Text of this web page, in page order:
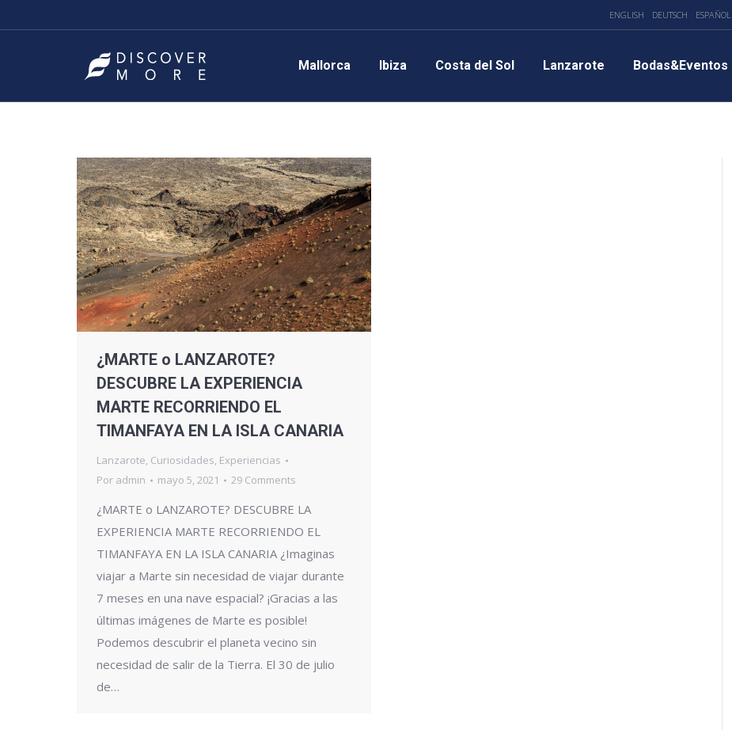
ENGLISH DEUTSCH ESPAÑOL
Mallorca Ibiza Costa del Sol Lanzarote Bodas&Eventos
¿MARTE o LANZAROTE?
DESCUBRE LA EXPERIENCIA
MARTE RECORRIENDO EL
TIMANFAYA EN LA ISLA CANARIA
Lanzarote, Curiosidades, Experiencias
Por admin mayo 5, 2021 29 Comments
¿MARTE o LANZAROTE? DESCUBRE LA
EXPERIENCIA MARTE RECORRIENDO EL
TIMANFAYA EN LA ISLA CANARIA ¿Imaginas
viajar a Marte sin necesidad de viajar durante
7 meses en una nave espacial? ¡Gracias a las
últimas imágenes de Marte es posible!
Podemos descubrir el planeta vecino sin
necesidad de salir de la Tierra. El 30 de julio
de…